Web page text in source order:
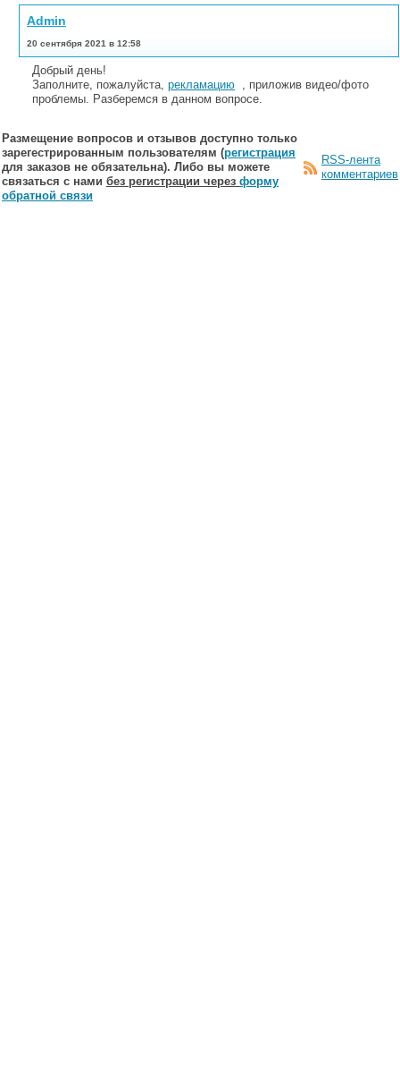
Admin
20 сентября 2021 в 12:58
Добрый день!
Заполните, пожалуйста, рекламацию , приложив видео/фото
проблемы. Разберемся в данном вопросе.
Размещение вопросов и отзывов доступно только
зарегестрированным пользователям (регистрация
для заказов не обязательна). Либо вы можете
связаться с нами без регистрации через форму
обратной связи
RSS-лента
комментариев